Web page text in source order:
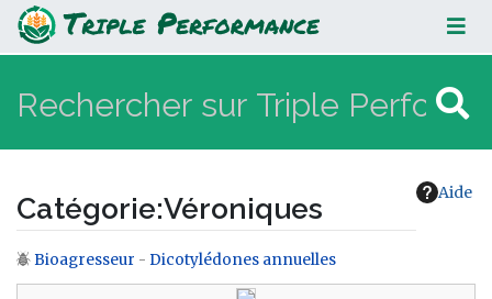
Véroniques
Aide
Catégorie:Véroniques
Aller à :navigation,rechercher
Bioagresseur - Dicotylédones annuelles